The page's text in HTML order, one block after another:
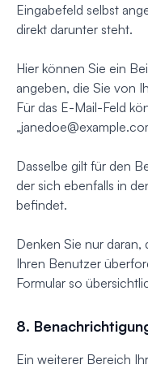
Eingabefeld selbst
direkt darunter steht.
Hier können Sie ein
angeben, die Sie von
Für das E-Mail-Feld
„
Dasselbe gilt für den
der sich ebenfalls in
befindet.
Denken Sie nur daran,
Ihren Benutzer
Formular so
8.
Ein weiterer Bereich